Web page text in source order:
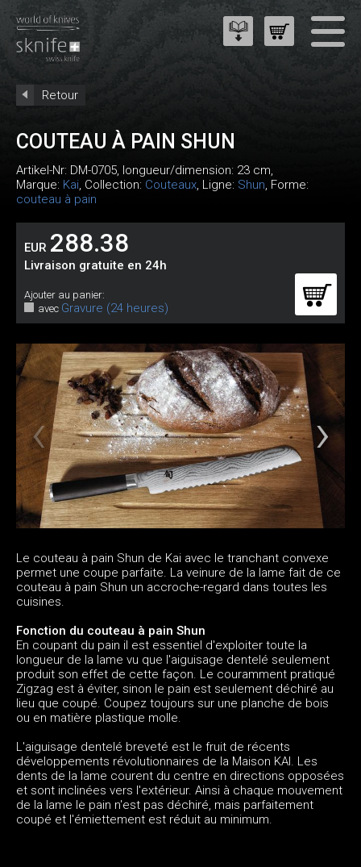
Retour
COUTEAU À PAIN SHUN
Artikel-Nr: DM-0705, longueur/dimension: 23 cm,
Marque: Kai, Collection: Couteaux, Ligne: Shun, Forme:
couteau à pain
EUR 288.38
Livraison gratuite en 24h
Ajouter au panier:
avec Gravure (24 heures)
Le couteau à pain Shun de Kai avec le tranchant convexe
permet une coupe parfaite. La veinure de la lame fait de ce
couteau à pain Shun un accroche-regard dans toutes les
cuisines.
Fonction du couteau à pain Shun
En coupant du pain il est essentiel d'exploiter toute la
longueur de la lame vu que l'aiguisage dentelé seulement
produit son effet de cette façon. Le couramment pratiqué
Zigzag est à éviter, sinon le pain est seulement déchiré au
lieu que coupé. Coupez toujours sur une planche de bois
ou en matière plastique molle.
L'aiguisage dentelé breveté est le fruit de récents
développements révolutionnaires de la Maison KAI. Les
dents de la lame courent du centre en directions opposées
et sont inclinées vers l'extérieur. Ainsi à chaque mouvement
de la lame le pain n'est pas déchiré, mais parfaitement
coupé et l'émiettement est réduit au minimum.